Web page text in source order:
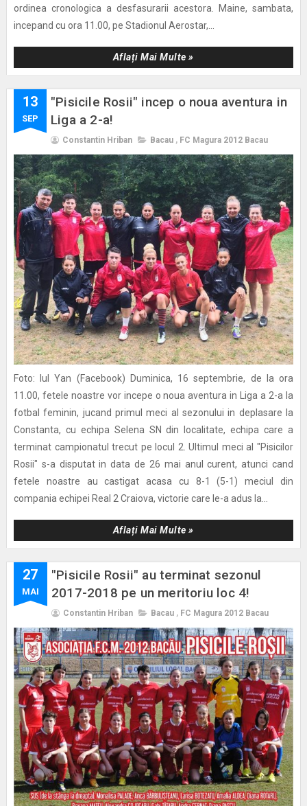
ordinea cronologica a desfasurarii acestora. Maine, sambata,
incepand cu ora 11.00, pe Stadionul Aerostar,...
Aflați Mai Multe »
13
SEP
"Pisicile Rosii" incep o noua aventura in
Liga a 2-a!
Constantin Hriban Bacau , FC Magura 2012 Bacau
Foto: Iul Yan (Facebook) Duminica, 16 septembrie, de la ora
11.00, fetele noastre vor incepe o noua aventura in Liga a 2-a la
fotbal feminin, jucand primul meci al sezonului in deplasare la
Constanta, cu echipa Selena SN din localitate, echipa care a
terminat campionatul trecut pe locul 2. Ultimul meci al "Pisicilor
Rosii" s-a disputat in data de 26 mai anul curent, atunci cand
fetele noastre au castigat acasa cu 8-1 (5-1) meciul din
compania echipei Real 2 Craiova, victorie care le-a adus la...
Aflați Mai Multe »
27
MAI
"Pisicile Rosii" au terminat sezonul
2017-2018 pe un meritoriu loc 4!
Constantin Hriban Bacau , FC Magura 2012 Bacau